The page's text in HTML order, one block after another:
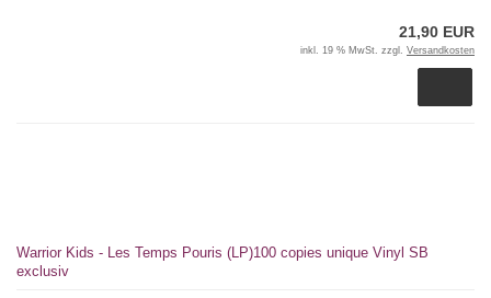
21,90 EUR
inkl. 19 % MwSt. zzgl. Versandkosten
Warrior Kids - Les Temps Pouris (LP)100 copies unique Vinyl SB
exclusiv